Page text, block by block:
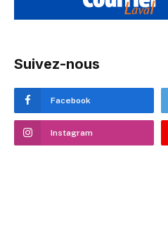
Suivez-nous
Facebook
Instagram